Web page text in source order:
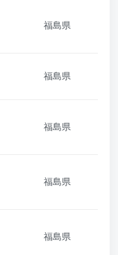
福島県
福島県
福島県
福島県
福島県